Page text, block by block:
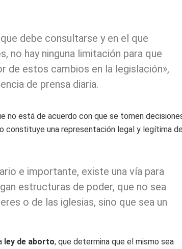
debe consultarse y en el que
no hay ninguna limitación para que
de estos cambios en la legislación»,
de prensa diaria.
no está de acuerdo con que se tomen
constituye una representación legal y legítima
e importante, existe una vía para
estructuras de poder, que no sea
o de las iglesias, sino que sea un
ley de aborto, que determina que el mismo sea